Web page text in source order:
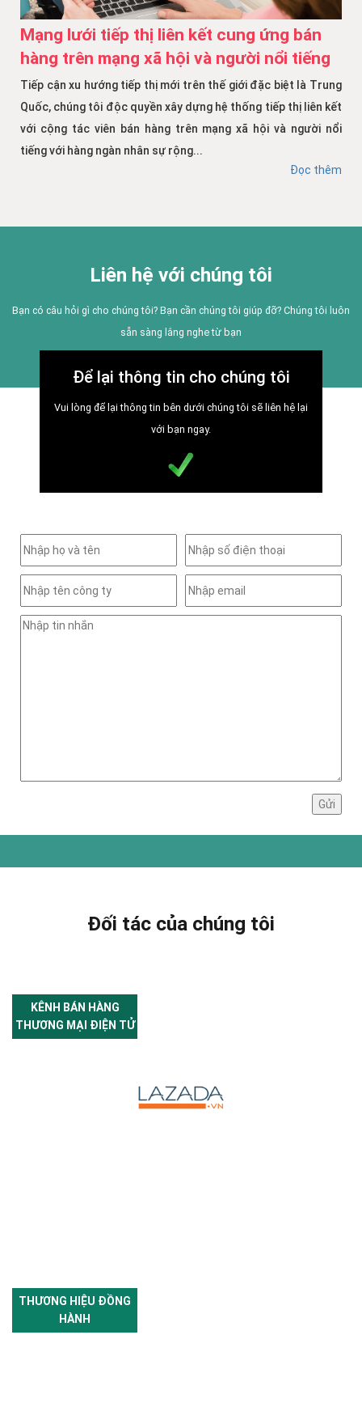
Mạng lưới tiếp thị liên kết cung ứng bán
hàng trên mạng xã hội và người nổi tiếng
Tiếp cận xu hướng tiếp thị mới trên thế giới đặc biệt là Trung
Quốc, chúng tôi độc quyền xây dựng hệ thống tiếp thị liên kết
với cộng tác viên bán hàng trên mạng xã hội và người nổi
tiếng với hàng ngàn nhân sự rộng...
Đọc thêm
Liên hệ với chúng tôi
Bạn có câu hỏi gì cho chúng tôi? Bạn cần chúng tôi giúp đỡ? Chúng tôi luôn
sẵn sàng lắng nghe từ bạn
Để lại thông tin cho chúng tôi
Vui lòng để lại thông tin bên dưới chúng tôi sẽ liên hệ lại
với bạn ngay.
Đối tác của chúng tôi
KÊNH BÁN HÀNG
THƯƠNG MẠI ĐIỆN TỬ
THƯƠNG HIỆU ĐỒNG
HÀNH